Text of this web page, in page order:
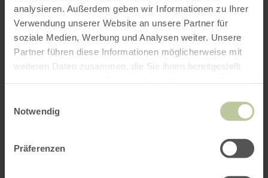
analysieren. Außerdem geben wir Informationen zu Ihrer
Verwendung unserer Website an unsere Partner für
soziale Medien, Werbung und Analysen weiter. Unsere
Partner führen diese Informationen möglicherweise mit
weiteren Daten zusammen, die Sie ihnen bereitgestellt
Notwendig
Präferenzen